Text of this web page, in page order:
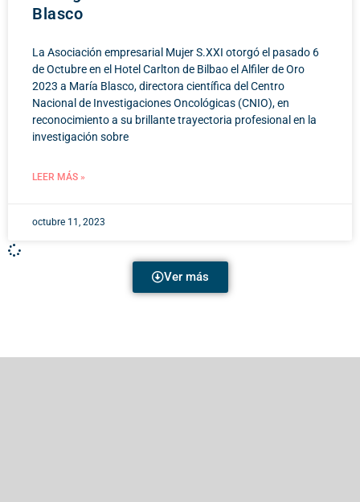
Blasco
La Asociación empresarial Mujer S.XXI otorgó el pasado 6
de Octubre en el Hotel Carlton de Bilbao el Alfiler de Oro
2023 a María Blasco, directora científica del Centro
Nacional de Investigaciones Oncológicas (CNIO), en
reconocimiento a su brillante trayectoria profesional en la
investigación sobre
LEER MÁS »
octubre 11, 2023
Ver más